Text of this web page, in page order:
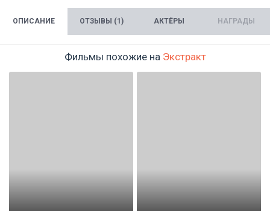
ОПИСАНИЕ ОТЗЫВЫ (1) АКТЁРЫ НАГРАДЫ
Фильмы похожие на Экстракт